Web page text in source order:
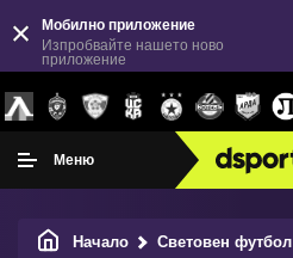
Мобилно приложение
Изпробвайте нашето ново
приложение
Меню
Начало Световен футбол